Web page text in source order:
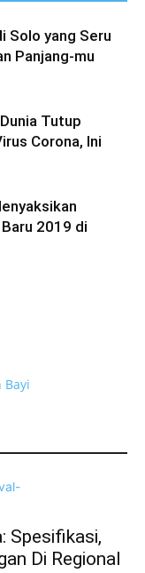
Solo yang Seru
Panjang-mu
Tutup
Corona, Ini
2019 di
Spesifikasi,
Di Regional